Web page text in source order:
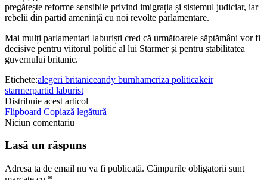
pregătește reforme sensibile privind imigrația și sistemul judiciar, iar
rebelii din partid amenință cu noi revolte parlamentare.
Mai mulți parlamentari laburiști cred că următoarele săptămâni vor fi
decisive pentru viitorul politic al lui Starmer și pentru stabilitatea
guvernului britanic.
Etichete:alegeri britaniceandy burnhamcriza politicakeir
starmerpartid laburist
Distribuie acest articol
Flipboard Copiază legătură
Niciun comentariu
Lasă un răspuns
Adresa ta de email nu va fi publicată. Câmpurile obligatorii sunt